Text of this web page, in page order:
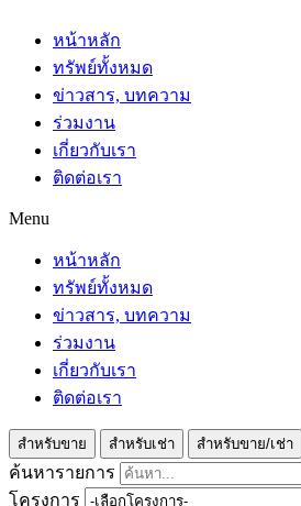
หน้าหลัก
ทรัพย์ทั้งหมด
ข่าวสาร, บทความ
ร่วมงาน
เกี่ยวกับเรา
ติดต่อเรา
Menu
หน้าหลัก
ทรัพย์ทั้งหมด
ข่าวสาร, บทความ
ร่วมงาน
เกี่ยวกับเรา
ติดต่อเรา
สำหรับขาย สำหรับเช่า สำหรับขาย/เช่า
ค้นหารายการ
โครงการ